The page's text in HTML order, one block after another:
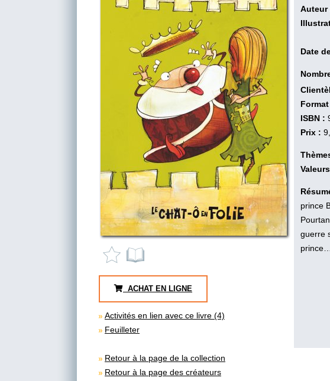
ACHAT EN LIGNE
Activités en lien avec ce livre (4)
Feuilleter
Retour à la page de la collection
Retour à la page des créateurs
Auteur
Date
ISBN :
Prix :
prince
guerre